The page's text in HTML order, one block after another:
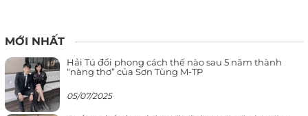
MỚI NHẤT
Hải Tú đổi phong cách thế nào sau 5 năm thành
“nàng thơ” của Sơn Tùng M-TP
05/07/2025